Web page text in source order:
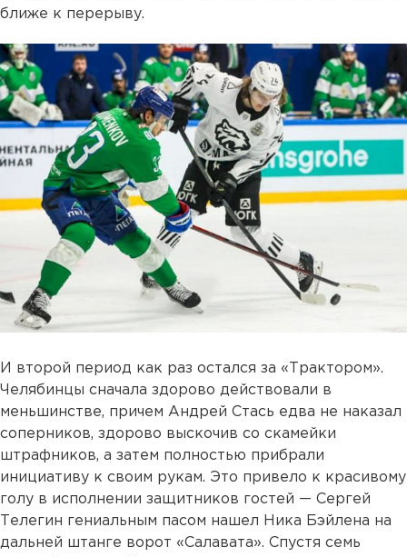
ближе к перерыву.
И второй период как раз остался за «Трактором».
Челябинцы сначала здорово действовали в
меньшинстве, причем Андрей Стась едва не наказал
соперников, здорово выскочив со скамейки
штрафников, а затем полностью прибрали
инициативу к своим рукам. Это привело к красивому
голу в исполнении защитников гостей — Сергей
Телегин гениальным пасом нашел Ника Бэйлена на
дальней штанге ворот «Салавата». Спустя семь